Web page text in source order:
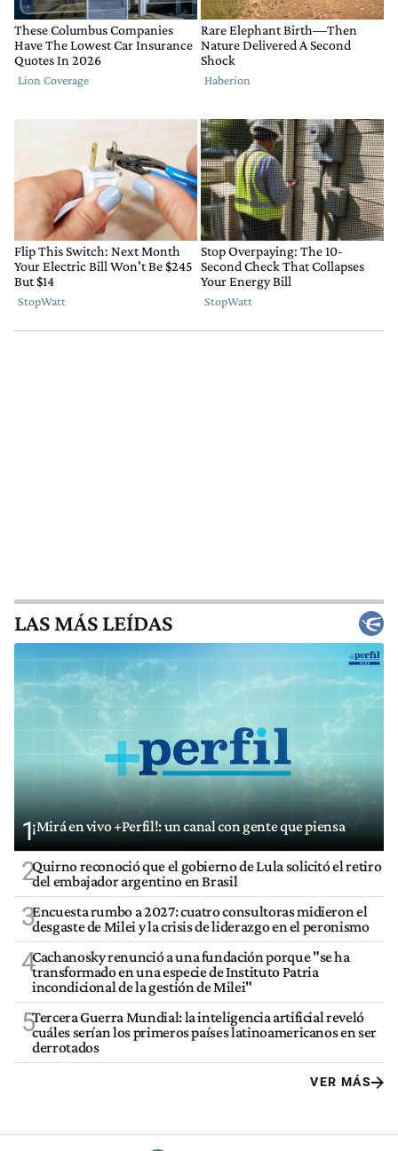
LAS MÁS LEÍDAS
1¡Mirá en vivo +Perfil!: un canal con gente que piensa
2Quirno reconoció que el gobierno de Lula solicitó el retiro
del embajador argentino en Brasil
3Encuesta rumbo a 2027: cuatro consultoras midieron el
desgaste de Milei y la crisis de liderazgo en el peronismo
4Cachanosky renunció a una fundación porque "se ha
transformado en una especie de Instituto Patria
incondicional de la gestión de Milei"
5Tercera Guerra Mundial: la inteligencia artificial reveló
cuáles serían los primeros países latinoamericanos en ser
derrotados
VER MÁS